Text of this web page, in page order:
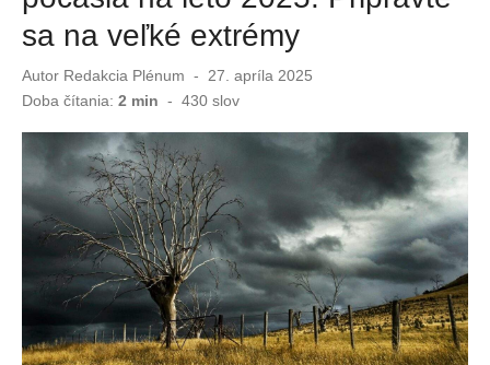
sa na veľké extrémy
Autor Redakcia Plénum
Publikované
dňa
27. apríla 2025
Doba čítania: 2 min - 430 slov